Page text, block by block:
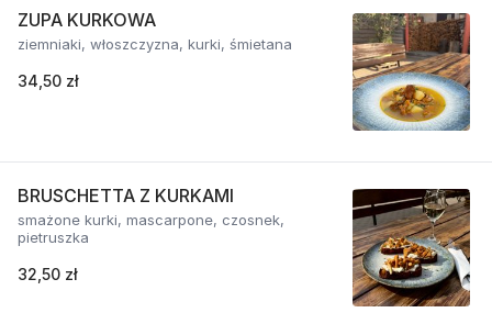
ZUPA KURKOWA
ziemniaki, włoszczyzna, kurki, śmietana
34,50 zł
BRUSCHETTA Z KURKAMI
smażone kurki, mascarpone, czosnek,
pietruszka
32,50 zł